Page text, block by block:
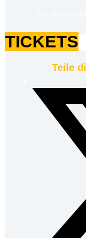
TICKETS
Teile